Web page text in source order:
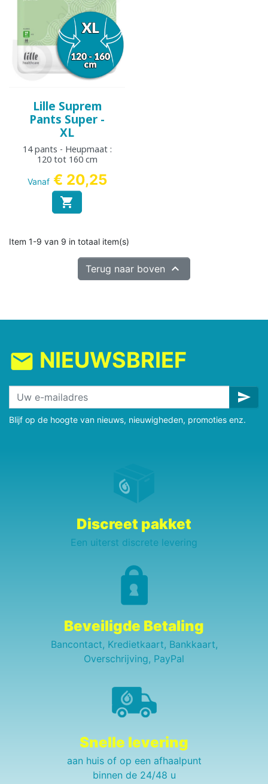
Lille Suprem
Pants Super -
XL
14 pants - Heupmaat :
120 tot 160 cm
Vanaf € 20,25

Item 1-9 van 9 in totaal item(s)
Terug naar boven 
mail NIEUWSBRIEF
send
Blijf op de hoogte van nieuws, nieuwigheden, promoties enz.
Discreet pakket
Een uiterst discrete levering
Beveiligde Betaling
Bancontact, Kredietkaart, Bankkaart,
Overschrijving, PayPal
Snelle levering
aan huis of op een afhaalpunt
binnen de 24/48 u